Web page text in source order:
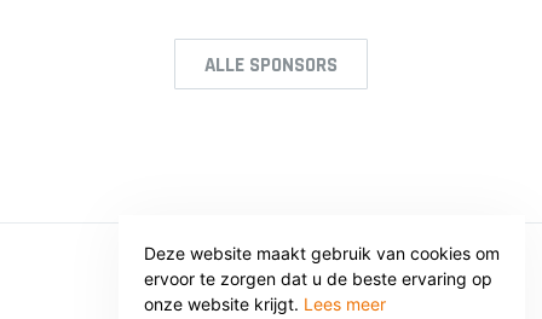
Deze website maakt gebruik van cookies om
ervoor te zorgen dat u de beste ervaring op
onze website krijgt. Lees meer
ALLE SPONSORS
© SV VOORWAARTS TWELLO